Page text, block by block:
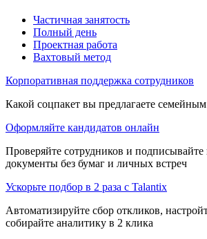
Частичная занятость
Полный день
Проектная работа
Вахтовый метод
Корпоративная поддержка сотрудников
Какой соцпакет вы предлагаете
Оформляйте кандидатов онлайн
Проверяйте сотрудников и подписывайте
документы без бумаг и личных встреч
Ускорьте подбор в 2 раза с Talantix
Автоматизируйте сбор откликов,
собирайте аналитику в 2 клика